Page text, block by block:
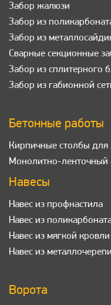
Забор жалюзи
Забор из
Забор из
Сварные секционные
Забор из сплитерного
Забор из габионной
Бетонные работы
Кирпичные столбы для
Монолитно-ленточный
Навесы
Навес из профнастила
Навес из
Навес из мягкой кровли
Навес из
Ворота